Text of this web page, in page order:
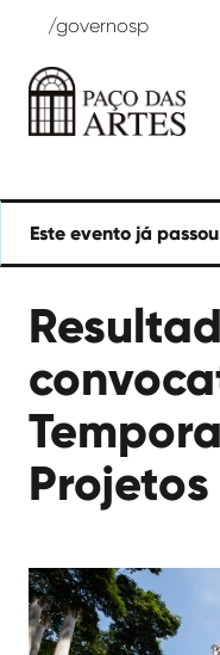
/governosp
Artes
Este evento já